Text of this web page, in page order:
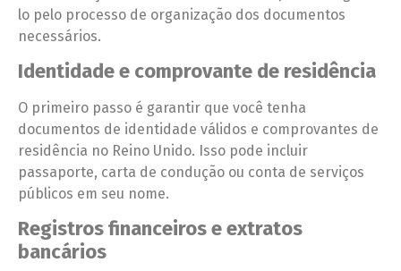
lo pelo processo de organização dos documentos
necessários.
Identidade e comprovante de residência
O primeiro passo é garantir que você tenha
documentos de identidade válidos e comprovantes de
residência no Reino Unido. Isso pode incluir
passaporte, carta de condução ou conta de serviços
públicos em seu nome.
Registros financeiros e extratos
bancários